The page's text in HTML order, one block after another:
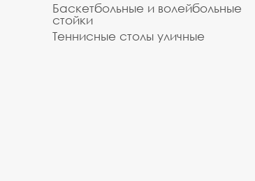
Баскетбольные и волейбольные
стойки
Теннисные столы уличные